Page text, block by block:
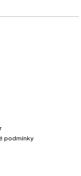
podmínky